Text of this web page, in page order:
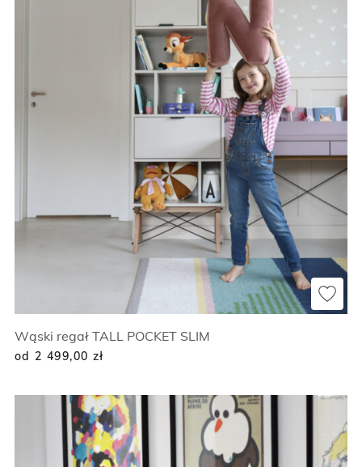
Wąski regał TALL POCKET SLIM
od 2 499,00 zł